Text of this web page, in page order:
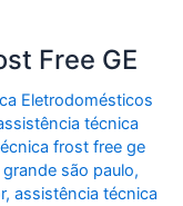
Free GE
Eletrodomésticos
técnica
frost free ge
são paulo,
,assistência técnica